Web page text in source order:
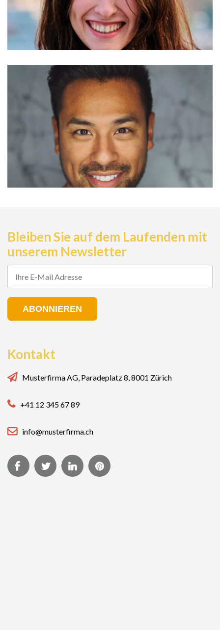
Bleiben Sie auf dem Laufenden mit
unserem Newsletter
ABONNIEREN
Kontakt
Musterfirma AG, Paradeplatz 8, 8001 Zürich
+41 12 345 67 89
info@musterfirma.ch